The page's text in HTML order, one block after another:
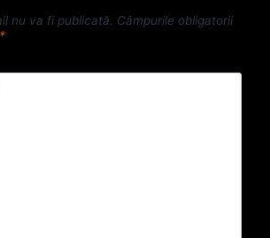
nu va fi publicată. Câmpurile obligatorii
*